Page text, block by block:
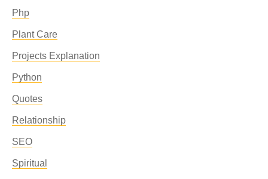
Php
Plant Care
Projects Explanation
Python
Quotes
Relationship
SEO
Spiritual